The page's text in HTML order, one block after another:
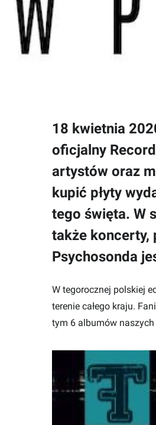
18 kwietnia
oficjalny
artystów oraz
kupić płyty
tego święta. W
także koncerty,
Psychosonda
W tegorocznej polskiej
terenie całego kraju.
tym 6 albumów